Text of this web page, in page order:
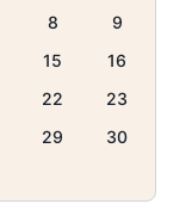
8
9
15
16
22
23
29
30